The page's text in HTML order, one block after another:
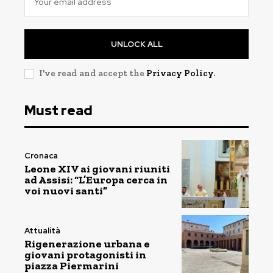
UNLOCK ALL
I've read and accept the Privacy Policy.
Must read
Cronaca
Leone XIV ai giovani riuniti
ad Assisi: “L’Europa cerca in
voi nuovi santi”
Attualità
Rigenerazione urbana e
giovani protagonisti in
piazza Piermarini